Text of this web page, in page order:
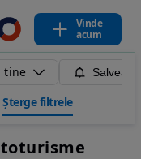
Vinde
acum
tine
Șterge filtrele